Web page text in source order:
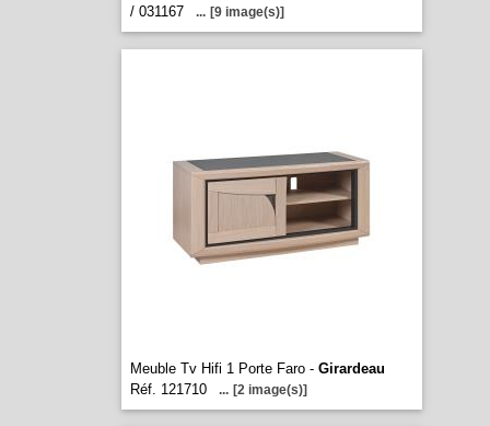
/ 031167
... [9 image(s)]
Meuble Tv Hifi 1 Porte Faro - Girardeau
Réf. 121710
... [2 image(s)]